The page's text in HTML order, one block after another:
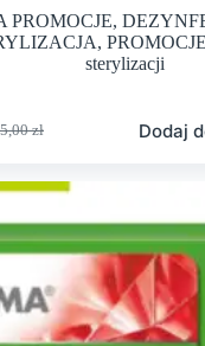
PROMOCJE,
,
sterylizacji
zł Dodaj